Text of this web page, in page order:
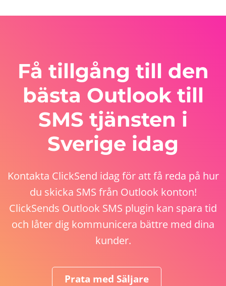
Få tillgång till den
bästa Outlook till
SMS tjänsten i
Sverige idag
Kontakta ClickSend idag för att få reda på hur
du skicka SMS från Outlook konton!
ClickSends Outlook SMS plugin kan spara tid
och låter dig kommunicera bättre med dina
kunder.
Prata med Säljare